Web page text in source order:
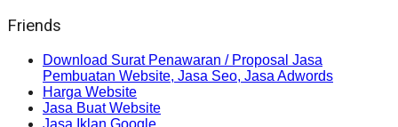
Friends
Download Surat Penawaran / Proposal Jasa
Pembuatan Website, Jasa Seo, Jasa Adwords
Harga Website
Jasa Buat Website
Jasa Iklan Google